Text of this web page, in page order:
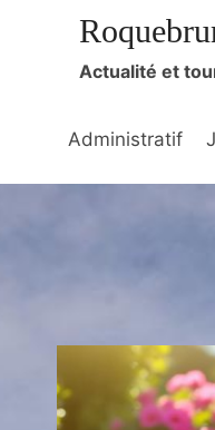
Actualité et
Administratif